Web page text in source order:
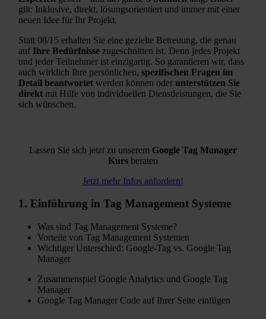
gilt: Inklusive, direkt, lösungsorientiert und immer mit einer
neuen Idee für Ihr Projekt.
Statt 08/15 erhalten Sie eine gezielte Betreuung, die genau
auf Ihre Bedürfnissezugeschnitten ist. Denn jedes Projekt
und jeder Teilnehmer ist einzigartig. So garantieren wir, dass
auch wirklich Ihre persönlichen, spezifischen Fragen im
Detail beantwortetwerden können oder unterstützen Sie
direktmit Hilfe von individuellen Dienstleistungen, die Sie
sich wünschen.
Lassen Sie sich jetzt zu unserem Google Tag Manager
Kurs beraten
Jetzt mehr Infos anfordern!
1. Einführung in Tag Management Systeme
Was sind Tag Management Systeme?
Vorteile von Tag Management Systemen
Wichtiger Unterschied: Google-Tag vs. Google Tag
Manager
Zusammenspiel Google Analytics und Google Tag
Manager
Google Tag Manager Code auf Ihrer Seite einfügen